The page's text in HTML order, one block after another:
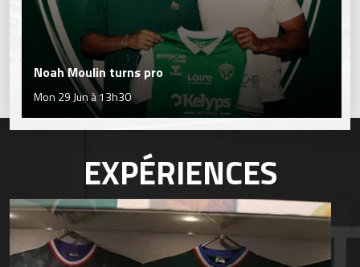
Noah Moulin turns pro
Mon 29 Jun à 13h30
EXPÉRIENCES